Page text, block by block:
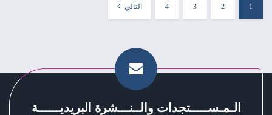
1
2
3
4 التالي
الـمـســـــتجدات والــنـــشرة البريديــــــة